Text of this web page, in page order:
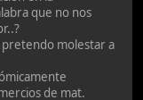
que no nos
pretendo molestar a
de mat.